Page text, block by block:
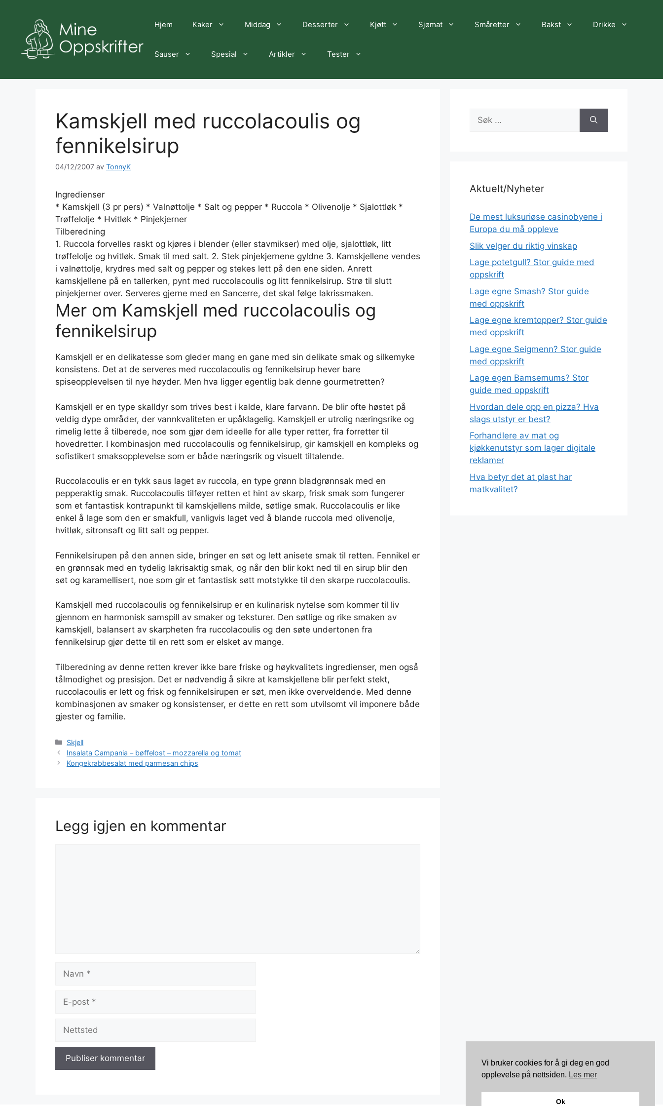
Hjem Kaker Middag Desserter Kjøtt Sjømat Småretter Bakst Drikke
Sauser Spesial Artikler Tester
Kamskjell med ruccolacoulis og
fennikelsirup
04/12/2007 av TonnyK
Ingredienser
* Kamskjell (3 pr pers) * Valnøttolje * Salt og pepper * Ruccola * Olivenolje * Sjalottløk *
Trøffelolje * Hvitløk * Pinjekjerner
Tilberedning
1. Ruccola forvelles raskt og kjøres i blender (eller stavmikser) med olje, sjalottløk, litt
trøffelolje og hvitløk. Smak til med salt. 2. Stek pinjekjernene gyldne 3. Kamskjellene vendes
i valnøttolje, krydres med salt og pepper og stekes lett på den ene siden. Anrett
kamskjellene på en tallerken, pynt med ruccolacoulis og litt fennikelsirup. Strø til slutt
pinjekjerner over. Serveres gjerne med en Sancerre, det skal følge lakrissmaken.
Mer om Kamskjell med ruccolacoulis og
fennikelsirup
Kamskjell er en delikatesse som gleder mang en gane med sin delikate smak og silkemyke
konsistens. Det at de serveres med ruccolacoulis og fennikelsirup hever bare
spiseopplevelsen til nye høyder. Men hva ligger egentlig bak denne gourmetretten?
Kamskjell er en type skalldyr som trives best i kalde, klare farvann. De blir ofte høstet på
veldig dype områder, der vannkvaliteten er upåklagelig. Kamskjell er utrolig næringsrike og
rimelig lette å tilberede, noe som gjør dem ideelle for alle typer retter, fra forretter til
hovedretter. I kombinasjon med ruccolacoulis og fennikelsirup, gir kamskjell en kompleks og
sofistikert smaksopplevelse som er både næringsrik og visuelt tiltalende.
Ruccolacoulis er en tykk saus laget av ruccola, en type grønn bladgrønnsak med en
pepperaktig smak. Ruccolacoulis tilføyer retten et hint av skarp, frisk smak som fungerer
som et fantastisk kontrapunkt til kamskjellens milde, søtlige smak. Ruccolacoulis er like
enkel å lage som den er smakfull, vanligvis laget ved å blande ruccola med olivenolje,
hvitløk, sitronsaft og litt salt og pepper.
Fennikelsirupen på den annen side, bringer en søt og lett anisete smak til retten. Fennikel er
en grønnsak med en tydelig lakrisaktig smak, og når den blir kokt ned til en sirup blir den
søt og karamellisert, noe som gir et fantastisk søtt motstykke til den skarpe ruccolacoulis.
Kamskjell med ruccolacoulis og fennikelsirup er en kulinarisk nytelse som kommer til liv
gjennom en harmonisk samspill av smaker og teksturer. Den søtlige og rike smaken av
kamskjell, balansert av skarpheten fra ruccolacoulis og den søte undertonen fra
fennikelsirup gjør dette til en rett som er elsket av mange.
Tilberedning av denne retten krever ikke bare friske og høykvalitets ingredienser, men også
tålmodighet og presisjon. Det er nødvendig å sikre at kamskjellene blir perfekt stekt,
ruccolacoulis er lett og frisk og fennikelsirupen er søt, men ikke overveldende. Med denne
kombinasjonen av smaker og konsistenser, er dette en rett som utvilsomt vil imponere både
gjester og familie.
Kategorier
Skjell
Insalata Campania – bøffelost – mozzarella og tomat
Kongekrabbesalat med parmesan chips
Legg igjen en kommentar
post
Søk
etter:
Aktuelt/Nyheter
De mest luksuriøse casinobyene i
Europa du må oppleve
Slik velger du riktig vinskap
Lage potetgull? Stor guide med
oppskrift
Lage egne Smash? Stor guide
med oppskrift
Lage egne kremtopper? Stor guide
med oppskrift
Lage egne Seigmenn? Stor guide
med oppskrift
Lage egen Bamsemums? Stor
guide med oppskrift
Hvordan dele opp en pizza? Hva
slags utstyr er best?
Forhandlere av mat og
kjøkkenutstyr som lager digitale
reklamer
Hva betyr det at plast har
matkvalitet?
Vi bruker cookies for å gi deg en god
opplevelse på nettsiden. Les mer
Ok